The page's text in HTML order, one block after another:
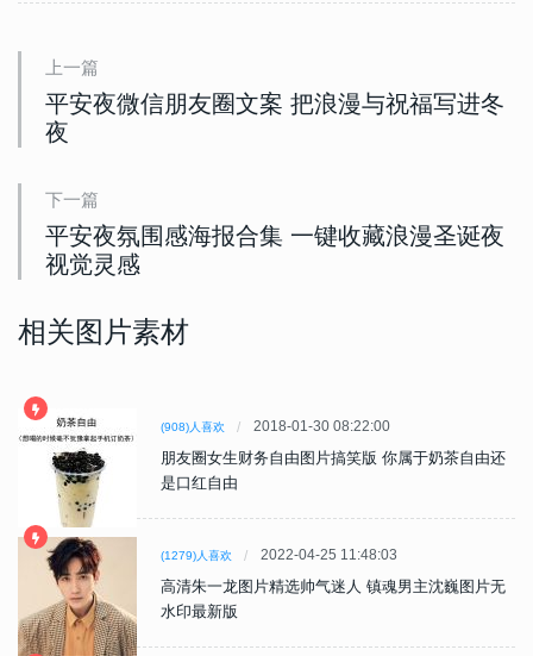
上一篇
平安夜微信朋友圈文案 把浪漫与祝福写进冬
夜
下一篇
平安夜氛围感海报合集 一键收藏浪漫圣诞夜
视觉灵感
相关图片素材
(908)人喜欢 2018-01-30 08:22:00
朋友圈女生财务自由图片搞笑版 你属于奶茶自由还
是口红自由
(1279)人喜欢 2022-04-25 11:48:03
高清朱一龙图片精选帅气迷人 镇魂男主沈巍图片无
水印最新版